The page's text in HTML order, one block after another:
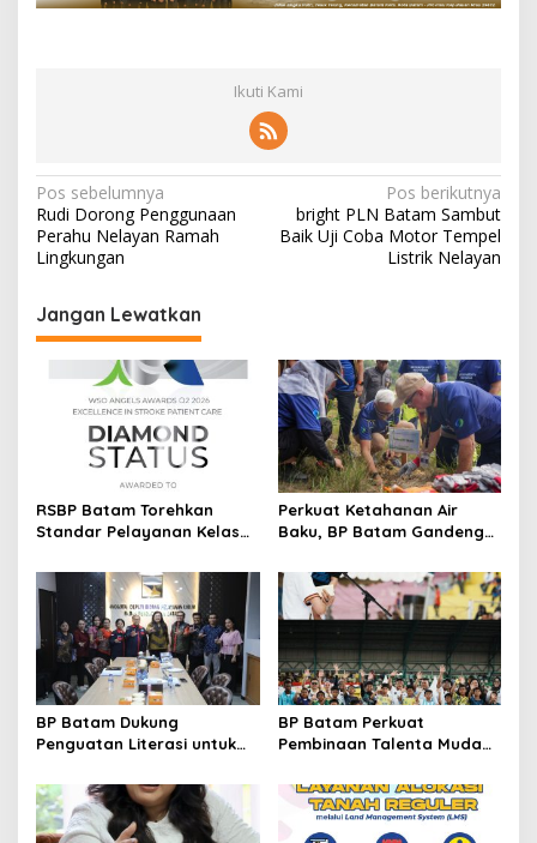
Ikuti Kami
N
a
v
i
g
o
s
Pos sebelumnya
Rudi Dorong Penggunaan
Perahu Nelayan Ramah
Lingkungan
Pos berikutnya
bright PLN Batam Sambut
Baik Uji Coba Motor Tempel
Listrik Nelayan
Jangan Lewatkan
RSBP Batam Torehkan
Standar Pelayanan Kelas
dari WSO
Perkuat Ketahanan Air
Baku, BP Batam Gandeng
Bambu Betung di
Bendungan Sei Nongsa
BP Batam Dukung
Penguatan Literasi untuk
Kebhinekaan Bagi Generasi
Masa Depan
BP Batam Perkuat
Pembinaan Talenta Muda
International Grassroot
Football Festival 2026